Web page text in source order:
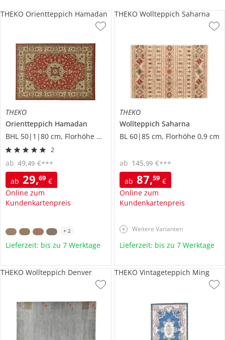
THEKO
Orientteppich Hamadan
BHL 50|1|80 cm, Florhöhe 0,8 cm
2
ab 29,69 €
Online zum
Kundenkartenpreis
ab 49,49 €***
THEKO Orientteppich Hamadan
+ 2
Lieferzeit: bis zu 7 Werktage
THEKO
Wollteppich Saharna
BL 60|85 cm, Florhöhe 0,9 cm
ab 87,59 €
Online zum
Kundenkartenpreis
ab 145,99 €***
THEKO Wollteppich Saharna
Weitere Varianten
Lieferzeit: bis zu 7 Werktage
THEKO Wollteppich Denver THEKO Vintageteppich Ming